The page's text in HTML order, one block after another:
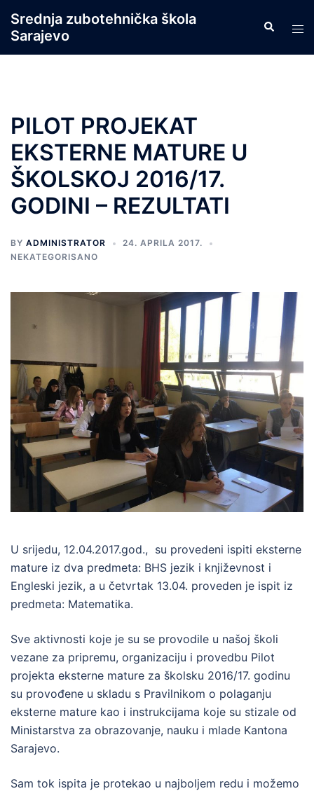
content
Srednja zubotehnička škola
Sarajevo
Search
PILOT PROJEKAT
EKSTERNE MATURE U
ŠKOLSKOJ 2016/17.
GODINI – REZULTATI
BY ADMINISTRATOR
24. APRILA 2017.
NEKATEGORISANO
U srijedu, 12.04.2017.god., su provedeni ispiti eksterne
mature iz dva predmeta: BHS jezik i književnost i
Engleski jezik, a u četvrtak 13.04. proveden je ispit iz
predmeta: Matematika.
Sve aktivnosti koje je su se provodile u našoj školi
vezane za pripremu, organizaciju i provedbu Pilot
projekta eksterne mature za školsku 2016/17. godinu
su provođene u skladu s Pravilnikom o polaganju
eksterne mature kao i instrukcijama koje su stizale od
Ministarstva za obrazovanje, nauku i mlade Kantona
Sarajevo.
Sam tok ispita je protekao u najboljem redu i možemo